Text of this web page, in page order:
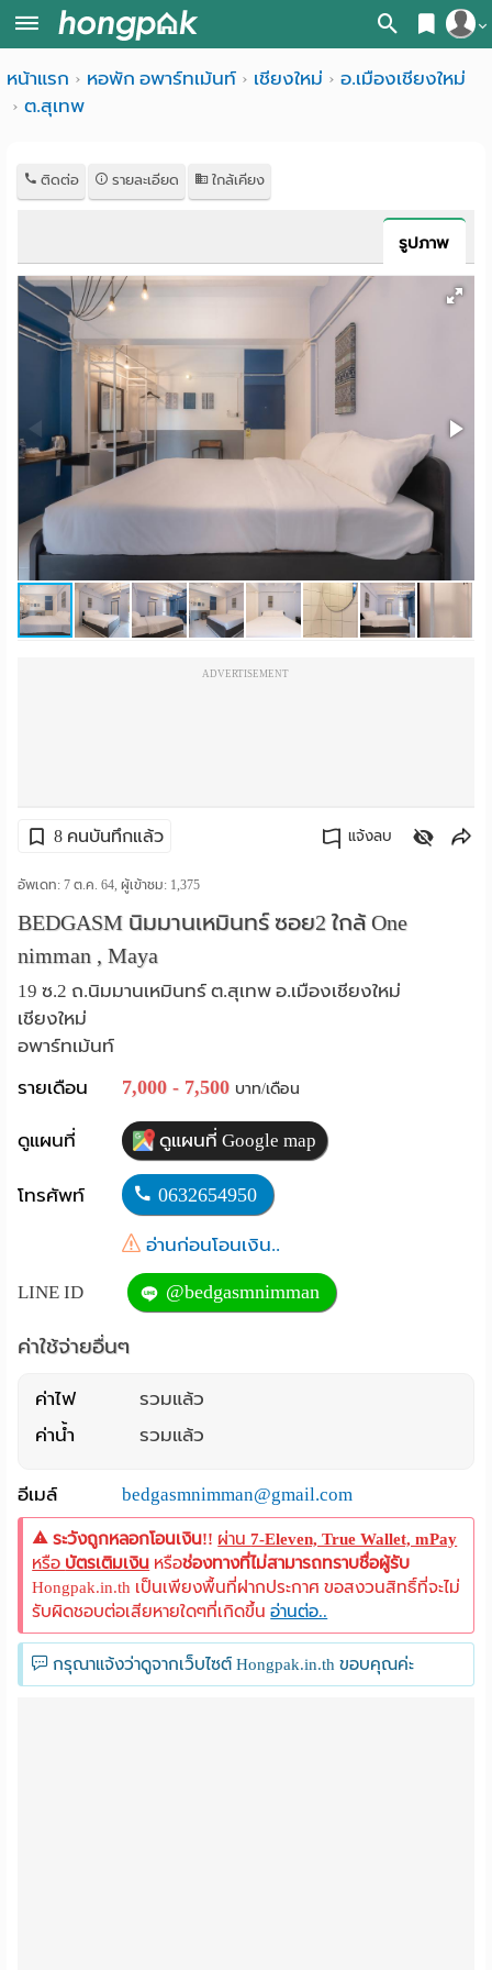
สมัครสมาชิก
หน้า
ค้นหา
ค้นจากสถานีรถไฟฟ้า
ค้นตามจังหวัด
ค้นจากสถานศึกษา
ค้นจากแผนที่
ค้นแบบละเอียด
พาร์
เม้น
ห้อง
ราย
เดือน
ห้อง
โฆษณา
ลง
ประกาศ
ฟรี
Language
หน้าแรก หอพัก อพาร์ทเม้นท์ เชียงใหม่
อ.เมืองเชียงใหม่
ต.สุเทพ
ติดต่อ รายละเอียด ใกล้เคียง
รูปภาพ
ADVERTISEMENT
8 คนบันทึกแล้ว แจ้งลบ
อัพเดท: 7 ต.ค. 64, ผู้เข้าชม: 1,375
BEDGASM นิมมานเหมินทร์ ซอย2 ใกล้ One
nimman , Maya
19 ซ.2 ถ.นิมมานเหมินทร์ ต.สุเทพ อ.เมืองเชียงใหม่
เชียงใหม่
อพาร์ทเม้นท์
รายเดือน
7,000 - 7,500 บาท/เดือน
ดูแผนที่ ดูแผนที่ Google map
โทรศัพท์ 0632654950
อ่านก่อนโอนเงิน..
LINE ID @bedgasmnimman
ค่าใช้จ่ายอื่นๆ
ค่าไฟ
รวมแล้ว
ค่าน้ำ
รวมแล้ว
อีเมล์ bedgasmnimman@gmail.com
ระวังถูกหลอกโอนเงิน!! ผ่าน7-Eleven, True Wallet, mPay
หรือ บัตรเติมเงิน หรือช่องทางที่ไม่สามารถทราบชื่อผู้รับ
Hongpak.in.th เป็นเพียงพื้นที่ฝากประกาศ ขอสงวนสิทธิ์ที่จะไม่
รับผิดชอบต่อเสียหายใดๆที่เกิดขึ้นอ่านต่อ..
กรุณาแจ้งว่าดูจากเว็บไซต์ Hongpak.in.th ขอบคุณค่ะ